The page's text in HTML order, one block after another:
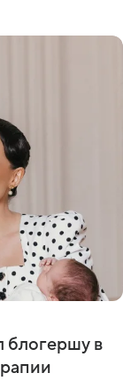
блогершу в